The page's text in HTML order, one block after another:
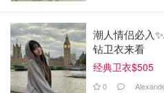
潮人情侣必入
钻卫衣来看
经典卫衣$505
0